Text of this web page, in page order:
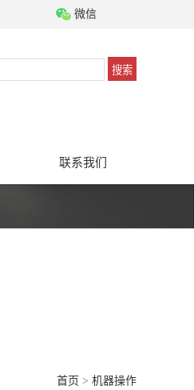
微信
搜索
联系我们
首页 > 机器操作